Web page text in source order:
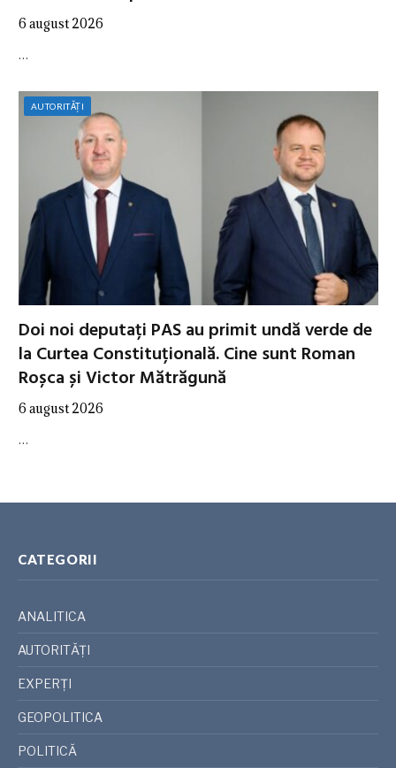
6 august 2026
…
AUTORITĂȚI
Doi noi deputați PAS au primit undă verde de
la Curtea Constituțională. Cine sunt Roman
Roșca și Victor Mătrăgună
6 august 2026
…
CATEGORII
ANALITICA
AUTORITĂȚI
EXPERȚI
GEOPOLITICA
POLITICĂ